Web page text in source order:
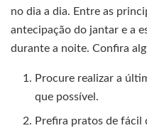
no dia a dia. Entre as
antecipação do jantar e a
durante a noite. Confira
Procure realizar a
que possível.
Prefira pratos de